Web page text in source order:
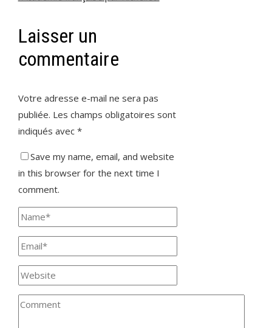
Laisser un
commentaire
Votre adresse e-mail ne sera pas
publiée. Les champs obligatoires sont
indiqués avec *
Save my name, email, and website
in this browser for the next time I
comment.